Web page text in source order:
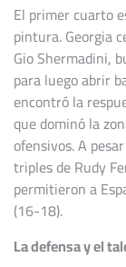
El primer cuarto
pintura. Georgia
Gio Shermadini,
para luego abrir
encontró la
que dominó la
ofensivos. A
triples de Rudy
permitieron a
(16-18).
La defensa y el